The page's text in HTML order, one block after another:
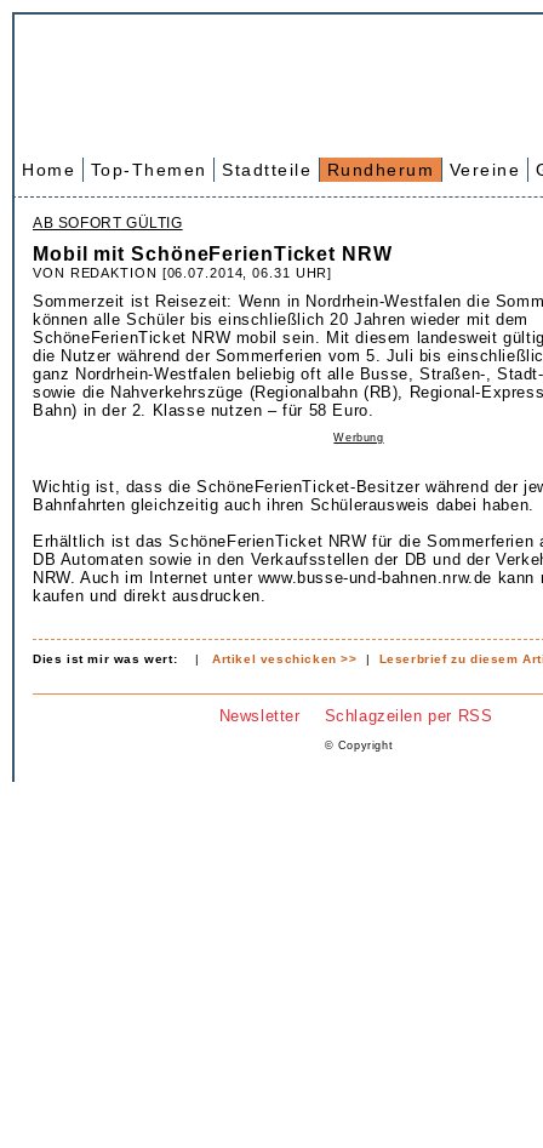
Home Top-Themen Stadtteile Rundherum Vereine
AB SOFORT GÜLTIG
Mobil mit SchöneFerienTicket NRW
VON REDAKTION [06.07.2014, 06.31 UHR]
Sommerzeit ist Reisezeit: Wenn in Nordrhein-Westfalen die
können alle Schüler bis einschließlich 20 Jahren wieder mit dem
SchöneFerienTicket NRW mobil sein. Mit diesem landesweit
die Nutzer während der Sommerferien vom 5. Juli bis
ganz Nordrhein-Westfalen beliebig oft alle Busse, Straßen-,
sowie die Nahverkehrszüge (Regionalbahn (RB), Regional-
Bahn) in der 2. Klasse nutzen – für 58 Euro.
Werbung
Wichtig ist, dass die SchöneFerienTicket-Besitzer während der
Bahnfahrten gleichzeitig auch ihren Schülerausweis dabei haben.
Erhältlich ist das SchöneFerienTicket NRW für die Sommerferien
DB Automaten sowie in den Verkaufsstellen der DB und der
NRW. Auch im Internet unter www.busse-und-bahnen.nrw.de
kaufen und direkt ausdrucken.
Dies ist mir was wert: |Artikel veschicken >> | Leserbrief zu diesem
Newsletter Schlagzeilen per RSS
© Copyright